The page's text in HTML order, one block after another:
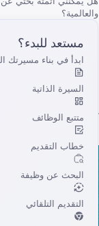
والعالمية؟
مستعد للبدء؟
ابدأ في بناء مسيرتك
السيرة الذاتية
متتبع الوظائف
خطاب التقديم
البحث عن وظيفة
التقديم التلقائي